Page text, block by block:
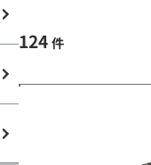
124 件